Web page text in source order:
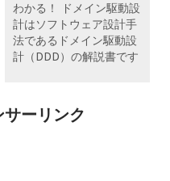
わかる！ ドメイン駆動設
計はソフトウェア設計手
法であるドメイン駆動設
計（DDD）の解説書です
ーリンク